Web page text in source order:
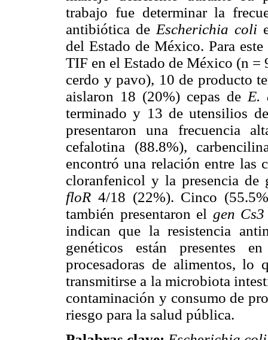
trabajo fue determinar la
antibiótica de Escherichia coli
del Estado de México. Para
TIF en el Estado de México (n =
cerdo y pavo), 10 de producto
aislaron 18 (20%) cepas de E.
terminado y 13 de utensilios
presentaron una frecuencia
cefalotina (88.8%),
encontró una relación entre las
cloranfenicol y la presencia de
floR 4/18 (22%). Cinco
también presentaron el gen
indican que la resistencia
genéticos están presentes
procesadoras de alimentos, lo
transmitirse a la microbiota
contaminación y consumo de
riesgo para la salud pública.